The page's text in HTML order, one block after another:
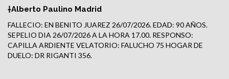
†Alberto Paulino Madrid
FALLECIO: EN BENITO JUAREZ 26/07/2026. EDAD: 90 AÑOS.
SEPELIO DIA 26/07/2026 A LA HORA 17.00. RESPONSO:
CAPILLA ARDIENTE VELATORIO: FALUCHO 75 HOGAR DE
DUELO: DR RIGANTI 356.